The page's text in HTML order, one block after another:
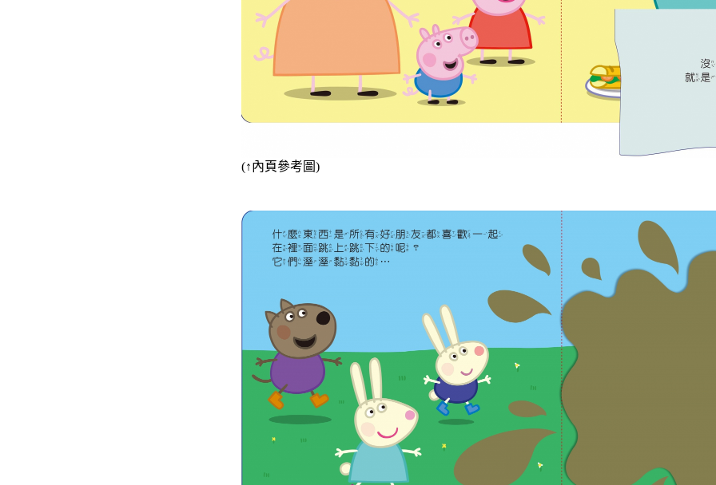
(↑內頁參考圖)